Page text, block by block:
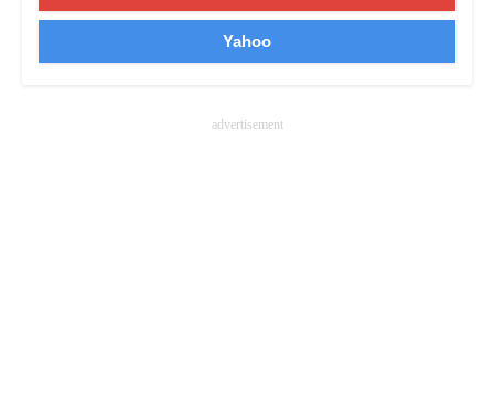
Yahoo
advertisement